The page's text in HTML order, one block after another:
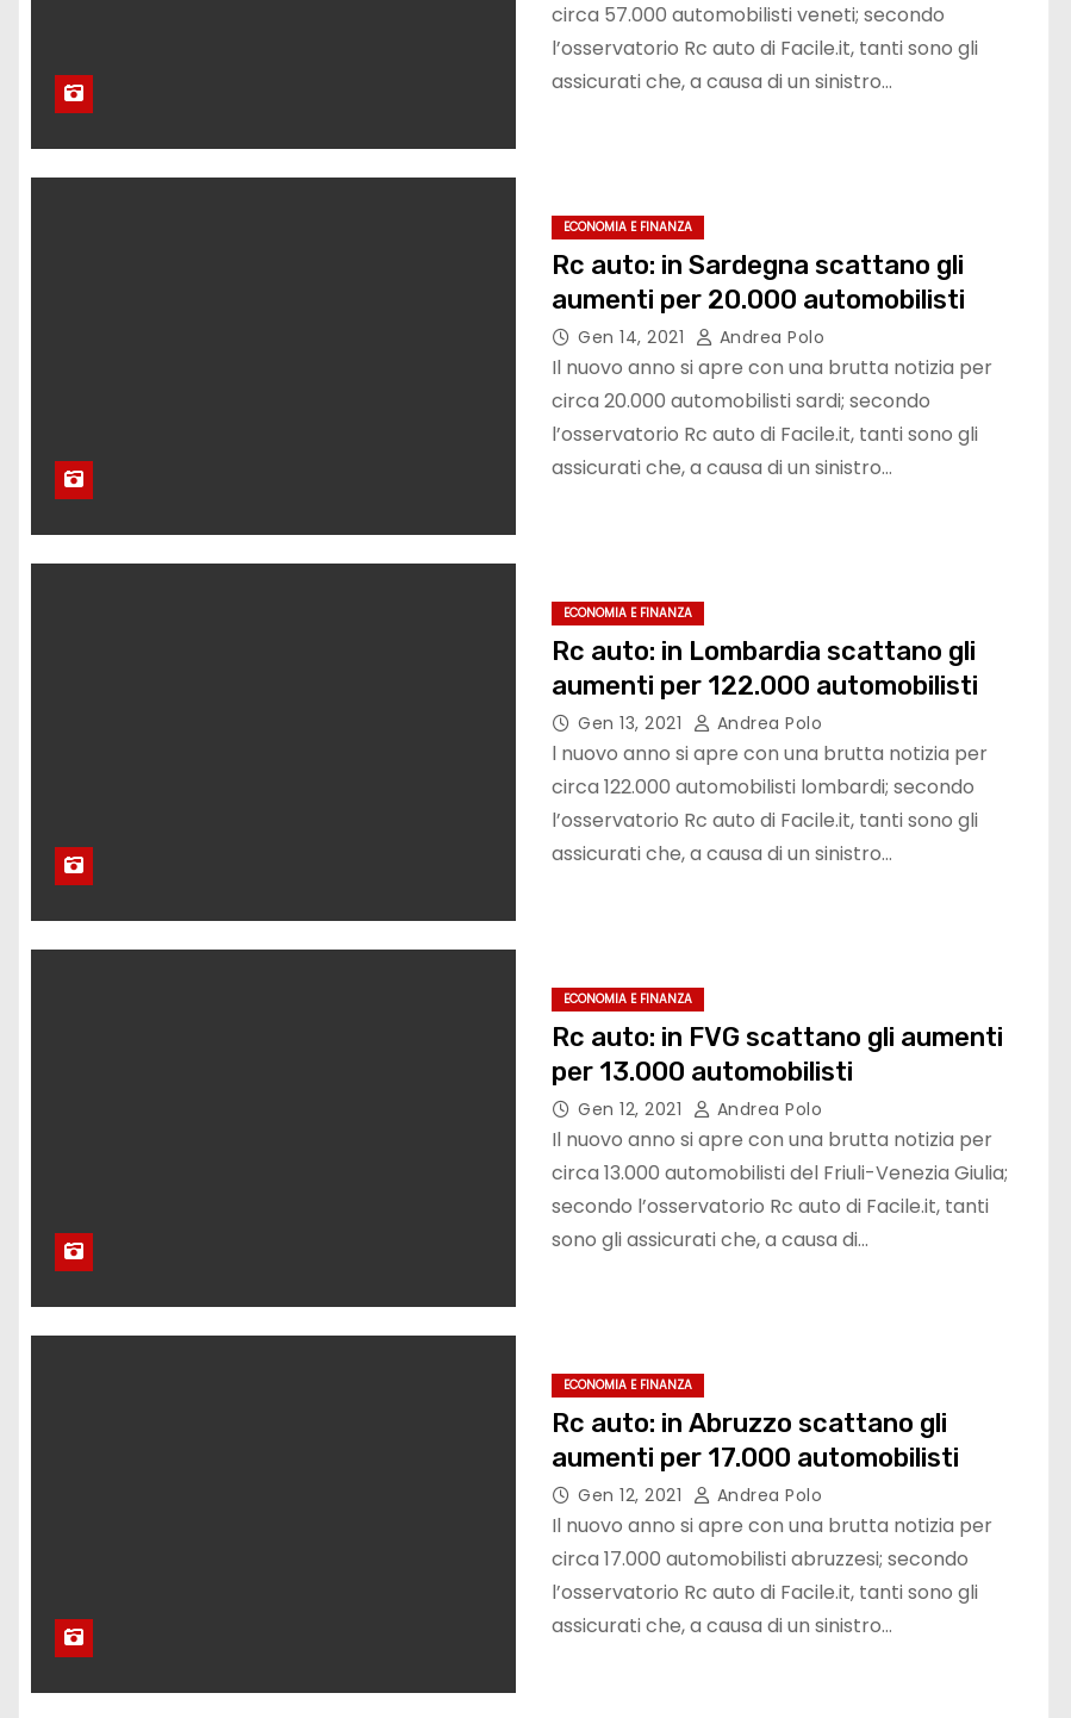
circa 57.000 automobilisti veneti; secondo
l’osservatorio Rc auto di Facile.it, tanti sono gli
assicurati che, a causa di un sinistro…
ECONOMIA E FINANZA
Rc auto: in Sardegna scattano gli
aumenti per 20.000 automobilisti
Gen 14, 2021 Andrea Polo
Il nuovo anno si apre con una brutta notizia per
circa 20.000 automobilisti sardi; secondo
l’osservatorio Rc auto di Facile.it, tanti sono gli
assicurati che, a causa di un sinistro…
ECONOMIA E FINANZA
Rc auto: in Lombardia scattano gli
aumenti per 122.000 automobilisti
Gen 13, 2021 Andrea Polo
l nuovo anno si apre con una brutta notizia per
circa 122.000 automobilisti lombardi; secondo
l’osservatorio Rc auto di Facile.it, tanti sono gli
assicurati che, a causa di un sinistro…
ECONOMIA E FINANZA
Rc auto: in FVG scattano gli aumenti
per 13.000 automobilisti
Gen 12, 2021 Andrea Polo
Il nuovo anno si apre con una brutta notizia per
circa 13.000 automobilisti del Friuli-Venezia Giulia;
secondo l’osservatorio Rc auto di Facile.it, tanti
sono gli assicurati che, a causa di…
ECONOMIA E FINANZA
Rc auto: in Abruzzo scattano gli
aumenti per 17.000 automobilisti
Gen 12, 2021 Andrea Polo
Il nuovo anno si apre con una brutta notizia per
circa 17.000 automobilisti abruzzesi; secondo
l’osservatorio Rc auto di Facile.it, tanti sono gli
assicurati che, a causa di un sinistro…